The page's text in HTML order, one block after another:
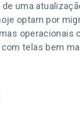
uma
optam por
operacionais
telas bem